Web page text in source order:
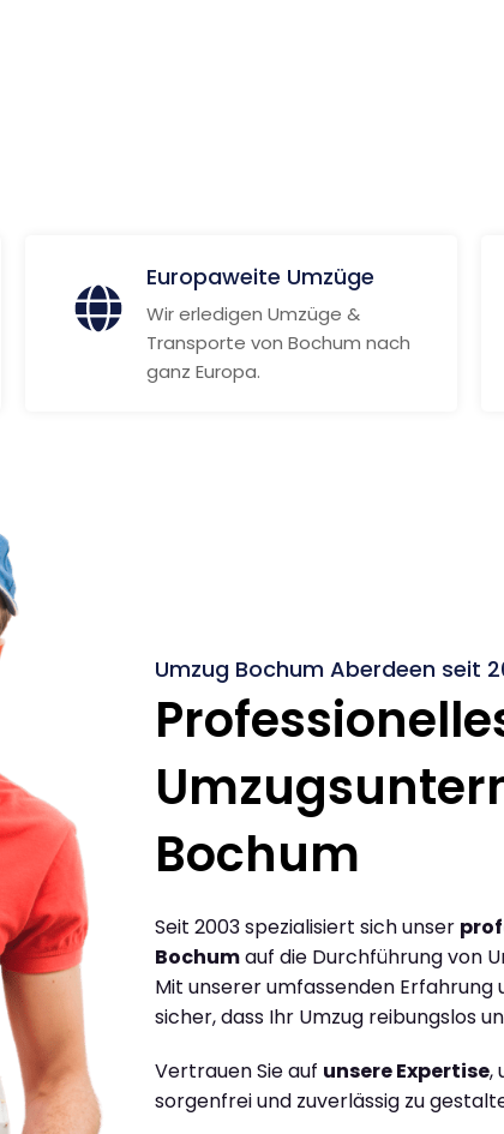
Europaweite Umzüge
Wir erledigen Umzüge &
Transporte von Bochum nach
ganz Europa.
Umzug Bochum Aberdeen seit
Bochum
Seit 2003 spezialisiert sich unser
Bochumauf die Durchführung von
Mit unserer umfassenden
sicher, dass Ihr Umzug reibungslos
Vertrauen Sie auf unsere Expertise,
sorgenfrei und zuverlässig zu